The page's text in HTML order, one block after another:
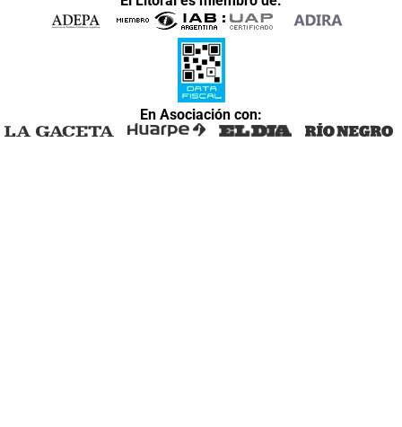
En Asociación con: